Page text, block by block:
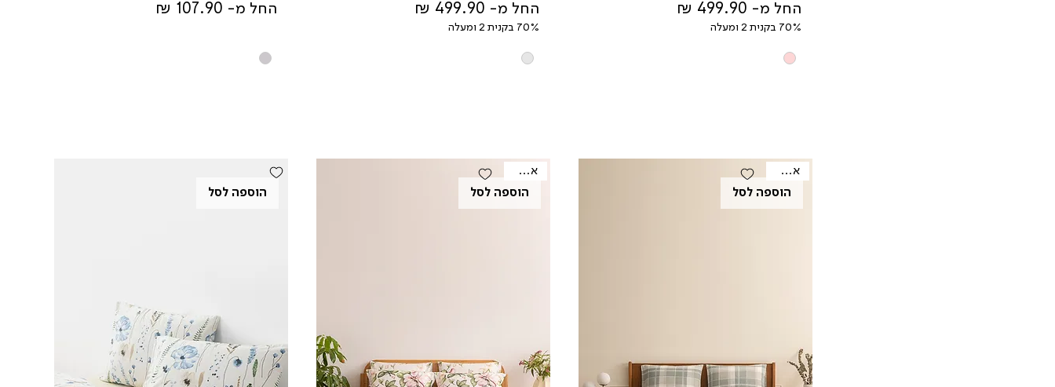
החל מ-
מחיר מבצע
70% בקנית 2 ומעלה
החל מ-
מחיר מבצע
70% בקנית 2 ומעלה
החל מ-
מחיר מבצע
הוספה לסל
אאוטלט
הוספה לסל
אאוטלט
הוספה לסל